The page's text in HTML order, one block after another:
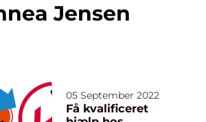
Jensen
05 September 2022
Få kvalificeret